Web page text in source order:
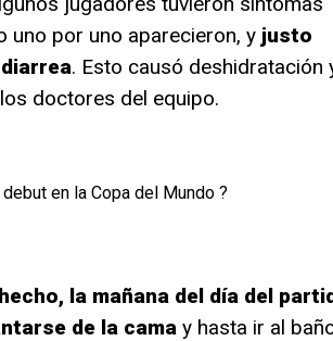
uno por uno aparecieron, y justo
. Esto causó deshidratación
doctores del equipo.
en la Copa del Mundo ?
la mañana del día del
de la cama y hasta ir al